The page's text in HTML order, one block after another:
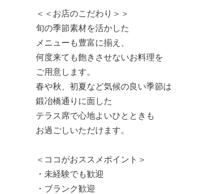
＜＜お店のこだわり＞＞
旬の季節素材を活かした
メニューも豊富に揃え、
何度来ても飽きさせないお料理を
ご用意します。
春や秋、初夏など気候の良い季節は
鍛冶橋通りに面した
テラス席で心地よいひとときも
お過ごしいただけます。
＜ココがおススメポイント＞
・未経験でも歓迎
・ブランク歓迎